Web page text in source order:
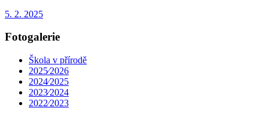
5. 2. 2025
Fotogalerie
Škola v přírodě
2025⁄2026
2024⁄2025
2023⁄2024
2022⁄2023